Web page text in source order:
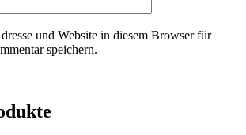
und Website in diesem Browser für
speichern.